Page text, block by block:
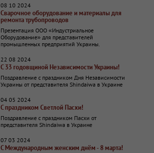
08 10 2024
Сварочное оборудование и материалы для
ремонта трубопроводов
Презентация ООО «Индустриальное
Оборудование» для представителей
промышленных предприятий Украины.
22 08 2024
С 33 годовщиной Независимости Украины!
Поздравление с праздником Дня Независимости
Украины от представителя Shindaiwa в Украине
04 05 2024
С праздником Светлой Пасхи!
Поздравление с праздником Пасхи от
представителя Shindaiwa в Украине
07 03 2024
С Международным женским днём - 8 марта!